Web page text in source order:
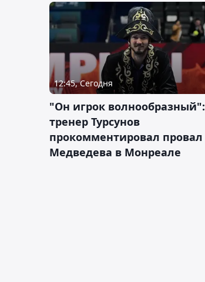
12:45, Сегодня
"Он игрок волнообразный":
тренер Турсунов
прокомментировал провал
Медведева в Монреале